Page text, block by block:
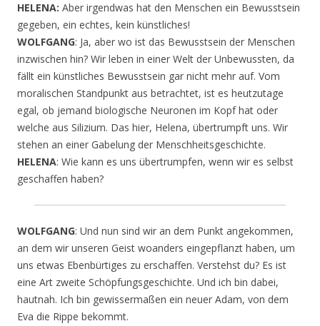
HELENA: Aber irgendwas hat den Menschen ein Bewusstsein
gegeben, ein echtes, kein künstliches!
WOLFGANG: Ja, aber wo ist das Bewusstsein der Menschen
inzwischen hin? Wir leben in einer Welt der Unbewussten, da
fällt ein künstliches Bewusstsein gar nicht mehr auf. Vom
moralischen Standpunkt aus betrachtet, ist es heutzutage
egal, ob jemand biologische Neuronen im Kopf hat oder
welche aus Silizium. Das hier, Helena, übertrumpft uns. Wir
stehen an einer Gabelung der Menschheitsgeschichte.
HELENA: Wie kann es uns übertrumpfen, wenn wir es selbst
geschaffen haben?
WOLFGANG: Und nun sind wir an dem Punkt angekommen,
an dem wir unseren Geist woanders eingepflanzt haben, um
uns etwas Ebenbürtiges zu erschaffen. Verstehst du? Es ist
eine Art zweite Schöpfungsgeschichte. Und ich bin dabei,
hautnah. Ich bin gewissermaßen ein neuer Adam, von dem
Eva die Rippe bekommt.